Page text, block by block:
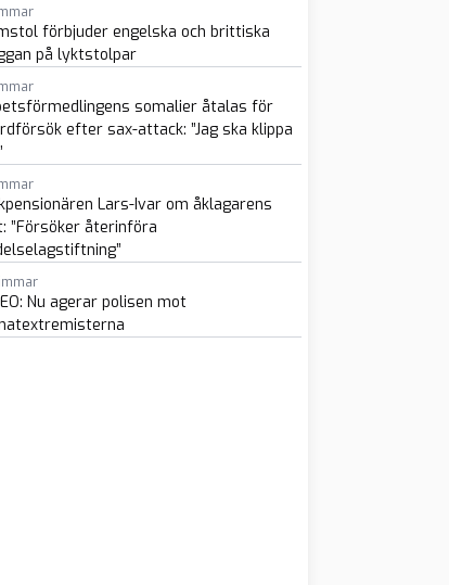
förbjuder engelska och brittiska
på lyktstolpar
somalier åtalas för
efter sax-attack: ”Jag ska klippa
Lars-Ivar om åklagarens
”Försöker återinföra
Nu agerar polisen mot